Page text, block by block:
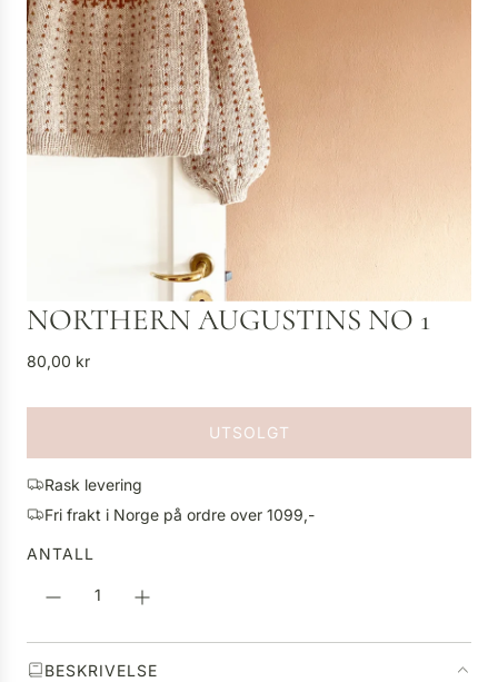
NORTHERN AUGUSTINS NO 1
V
n
i
g
p
i
80,00 kr
UTSOLGT
L
T
.
Rask levering
Fri frakt i Norge på ordre over 1099,-
ANTALL
BESKRIVELSE